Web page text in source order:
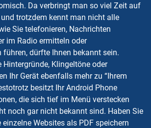
Da verbringt man so viel Zeit auf
trotzdem kennt man nicht alle
Sie telefonieren, Nachrichten
im Radio ermitteln oder
führen, dürfte Ihnen bekannt sein.
Hintergründe, Klingeltöne oder
Ihr Gerät ebenfalls mehr zu “Ihrem
besitzt Ihr Android Phone
die sich tief im Menü verstecken
noch gar nicht bekannt sind. Haben Sie
Websites als PDF speichern